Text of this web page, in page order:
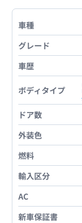
車種
グレード
車歴
ボディタイプ
ドア数
外装色
燃料
輸入区分
AC
新車保証書